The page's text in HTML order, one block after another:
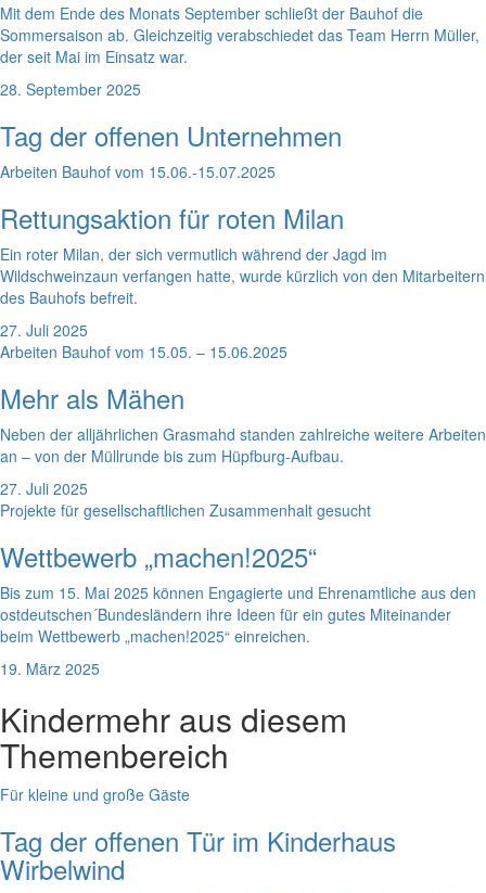
Mit dem Ende des Monats September schließt der Bauhof die
Sommersaison ab. Gleichzeitig verabschiedet das Team Herrn Müller,
der seit Mai im Einsatz war.
28. September 2025
Tag der offenen Unternehmen
Arbeiten Bauhof vom 15.06.-15.07.2025
Rettungsaktion für roten Milan
Ein roter Milan, der sich vermutlich während der Jagd im
Wildschweinzaun verfangen hatte, wurde kürzlich von den Mitarbeitern
des Bauhofs befreit.
27. Juli 2025
Arbeiten Bauhof vom 15.05. – 15.06.2025
Mehr als Mähen
Neben der alljährlichen Grasmahd standen zahlreiche weitere Arbeiten
an – von der Müllrunde bis zum Hüpfburg-Aufbau.
27. Juli 2025
Projekte für gesellschaftlichen Zusammenhalt gesucht
Wettbewerb „machen!2025“
Bis zum 15. Mai 2025 können Engagierte und Ehrenamtliche aus den
ostdeutschen´Bundesländern ihre Ideen für ein gutes Miteinander
beim Wettbewerb „machen!2025“ einreichen.
19. März 2025
Kindermehr aus diesem
Themenbereich
Für kleine und große Gäste
Tag der offenen Tür im Kinderhaus
Wirbelwind